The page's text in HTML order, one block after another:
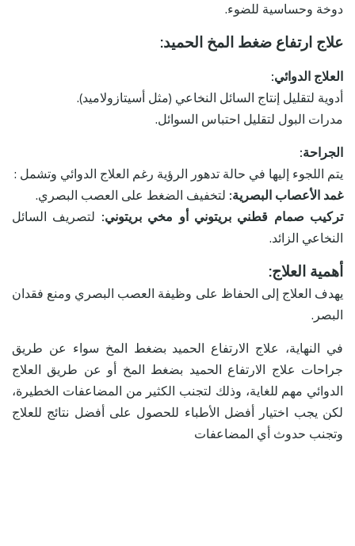
دوخة وحساسية للضوء.
علاج ارتفاع ضغط المخ الحميد:
العلاج الدوائي:
أدوية لتقليل إنتاج السائل النخاعي (مثل أسيتازولاميد).
مدرات البول لتقليل احتباس السوائل.
الجراحة:
يتم اللجوء إليها في حالة تدهور الرؤية رغم العلاج الدوائي وتشمل :
غمد الأعصاب البصرية: لتخفيف الضغط على العصب البصري.
تركيب صمام قطني بريتوني أو مخي بريتوني: لتصريف السائل
النخاعي الزائد.
أهمية العلاج:
يهدف العلاج إلى الحفاظ على وظيفة العصب البصري ومنع فقدان
البصر.
في النهاية، علاج الارتفاع الحميد بضغط المخ سواء عن طريق
جراحات علاج الارتفاع الحميد بضغط المخ أو عن طريق العلاج
الدوائي مهم للغاية، وذلك لتجنب الكثير من المضاعفات الخطيرة،
لكن يجب اختيار أفضل الأطباء للحصول على أفضل نتائج للعلاج
وتجنب حدوث أي المضاعفات